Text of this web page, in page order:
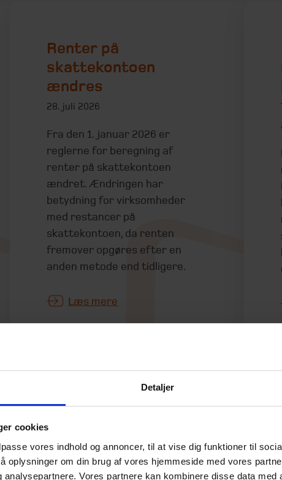
Detaljer
cookies
vores indhold og annoncer, til at vise dig funktioner til
oplysninger om din brug af vores hjemmeside med vores
analysepartnere. Vores partnere kan kombinere disse data med
Renter på
skattekontoen
ændres
28. juli 2026
Fra den 1. januar 2026 er
reglerne for beregning af
renter på skattekontoen
ændret. Ændringen har
betydning for virksomheder
med restancer på
skattekontoen, da renten
fremover opgøres efter en
anden metode end tidligere.
Læs mere
Interessekonflikt
investorer – kender
du dine vilkår?
23. juni 2026